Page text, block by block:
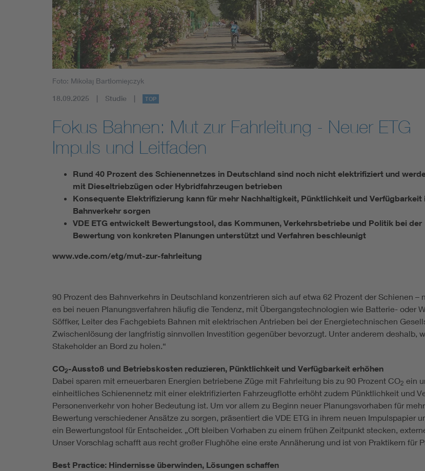
Mobility
Standards
Renewable energies
Kompetenzzentrum Smart Grid
Foto: Mikołaj Bartłomiejczyk
18.09.2025 Studie TOP
Fokus Bahnen: Mut zur Fahrleitung - Neuer ETG
Impuls und Leitfaden
Rund 40 Prozent des Schienennetzes in Deutschland sind noch nicht elektrifiziert und
mit Dieseltriebzügen oder Hybridfahrzeugen betrieben
Konsequente Elektrifizierung kann für mehr Nachhaltigkeit, Pünktlichkeit und Verfügbarkeit
Bahnverkehr sorgen
VDE ETG entwickelt Bewertungstool, das Kommunen, Verkehrsbetriebe und Politik bei der
Bewertung von konkreten Planungen unterstützt und Verfahren beschleunigt
www.vde.com/etg/mut-zur-fahrleitung
90 Prozent des Bahnverkehrs in Deutschland konzentrieren sich auf etwa 62 Prozent der Schienen
es bei neuen Planungsverfahren häufig die Tendenz, mit Übergangstechnologien wie Batterie- oder
Söffker, Leiter des Fachgebiets Bahnen mit elektrischen Antrieben bei der Energietechnischen
Zwischenlösung der langfristig sinnvollen Investition gegenüber bevorzugt. Unter anderem deshalb,
Stakeholder an Bord zu holen.“
CO2-Ausstoß und Betriebskosten reduzieren, Pünktlichkeit und Verfügbarkeit erhöhen
Dabei sparen mit erneuerbaren Energien betriebene Züge mit Fahrleitung bis zu 90 Prozent CO2 ein
einheitliches Schienennetz mit einer elektrifizierten Fahrzeugflotte erhöht zudem Pünktlichkeit und
Personenverkehr von hoher Bedeutung ist. Um vor allem zu Beginn neuer Planungsvorhaben für
Bewertung verschiedener Ansätze zu sorgen, präsentiert die VDE ETG in ihrem neuen Impulspapier
ein Bewertungstool für Entscheider. „Oft bleiben Vorhaben zu einem frühen Zeitpunkt stecken,
Unser Vorschlag schafft aus recht großer Flughöhe eine erste Annäherung und ist von Praktikern für
Best Practice: Hindernisse überwinden, Lösungen schaffen